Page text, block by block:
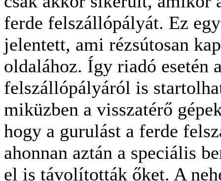
ferde felszállópályát. Ez
jelentett, ami rézsútosan
oldalához. Így riadó esetén
felszállópályáról is
miküzben a visszatérő
hogy a gurulást a ferde
ahonnan aztán a speciális
el is távolították őket. A